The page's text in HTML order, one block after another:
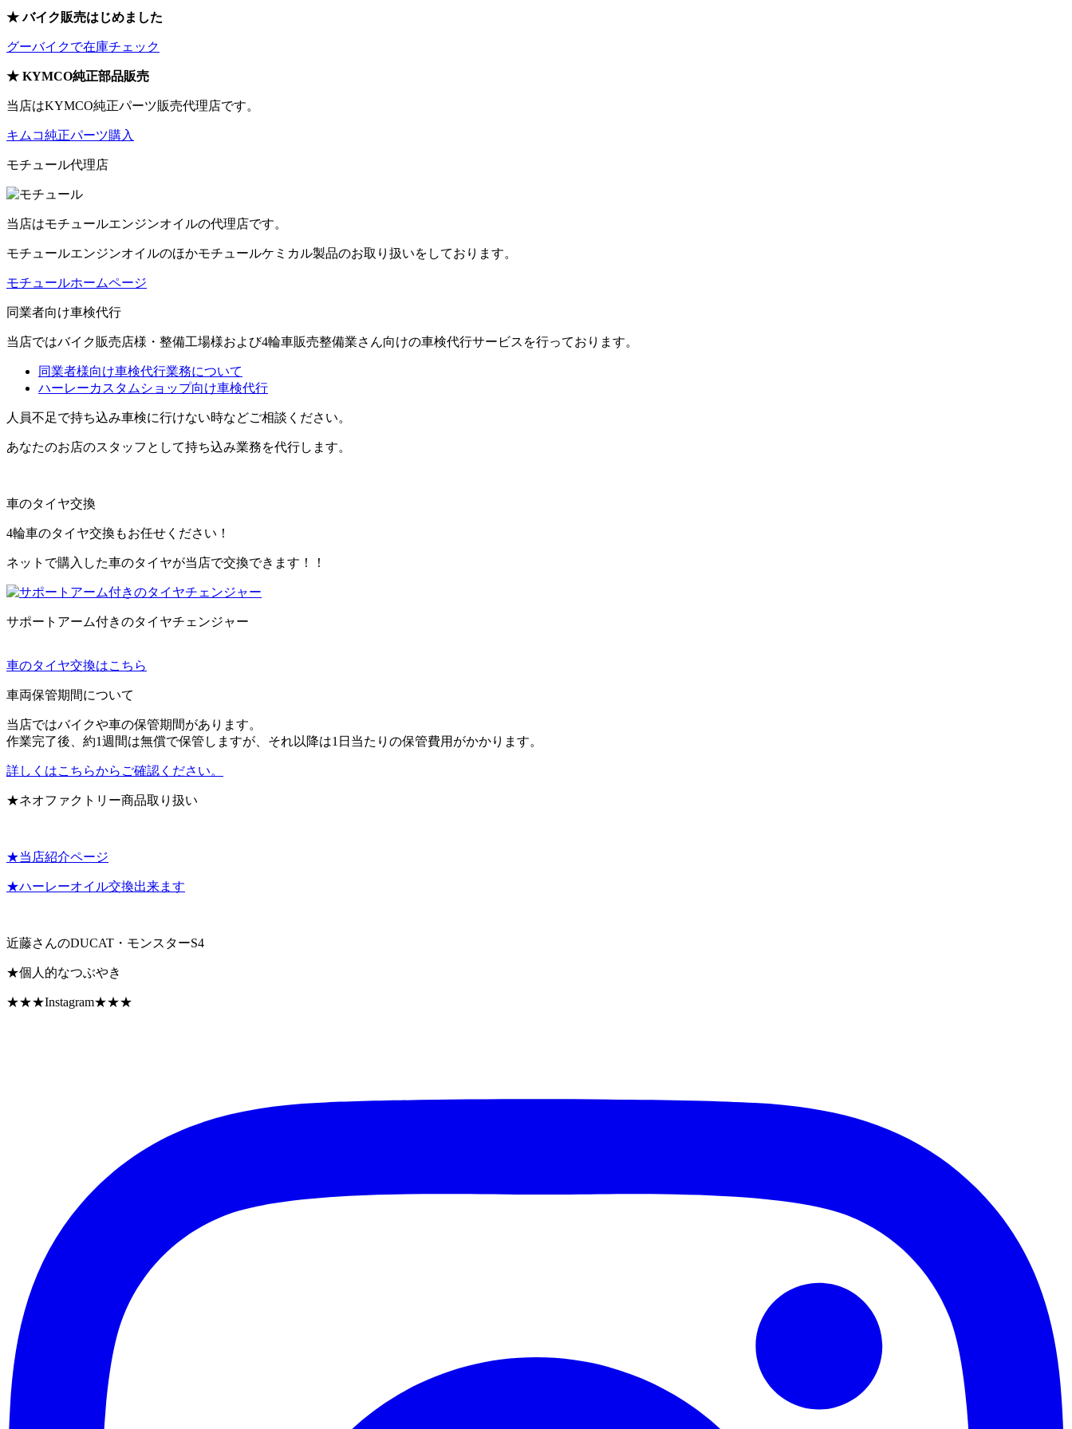
★ バイク販売はじめました
グーバイクで在庫チェック
★ KYMCO純正部品販売
当店はKYMCO純正パーツ販売代理店です。
キムコ純正パーツ購入
モチュール代理店
当店はモチュールエンジンオイルの代理店です。
モチュールエンジンオイルのほかモチュールケミカル製品のお取り扱いをしております。
モチュールホームページ
同業者向け車検代行
当店ではバイク販売店様・整備工場様および4輪車販売整備業さん向けの車検代行サービスを行っております。
同業者様向け車検代行業務について
ハーレーカスタムショップ向け車検代行
人員不足で持ち込み車検に行けない時などご相談ください。
あなたのお店のスタッフとして持ち込み業務を代行します。
車のタイヤ交換
4輪車のタイヤ交換もお任せください！
ネットで購入した車のタイヤが当店で交換できます！！
サポートアーム付きのタイヤチェンジャー
車のタイヤ交換はこちら
車両保管期間について
当店ではバイクや車の保管期間があります。
作業完了後、約1週間は無償で保管しますが、それ以降は1日当たりの保管費用がかかります。
詳しくはこちらからご確認ください。
★ネオファクトリー商品取り扱い
★当店紹介ページ
★ハーレーオイル交換出来ます
近藤さんのDUCAT・モンスターS4
★個人的なつぶやき
★★★Instagram★★★